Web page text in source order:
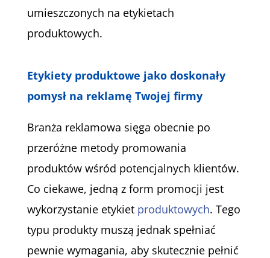
umieszczonych na etykietach
produktowych.
Etykiety produktowe jako doskonały
pomysł na reklamę Twojej firmy
Branża reklamowa sięga obecnie po
przeróżne metody promowania
produktów wśród potencjalnych klientów.
Co ciekawe, jedną z form promocji jest
wykorzystanie etykiet produktowych. Tego
typu produkty muszą jednak spełniać
pewnie wymagania, aby skutecznie pełnić